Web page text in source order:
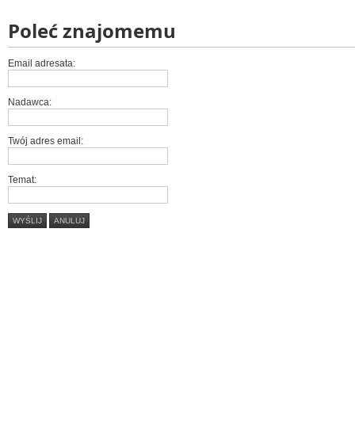
Poleć znajomemu
Email adresata:
Nadawca:
Twój adres email:
Temat:
WYŚLIJ ANULUJ